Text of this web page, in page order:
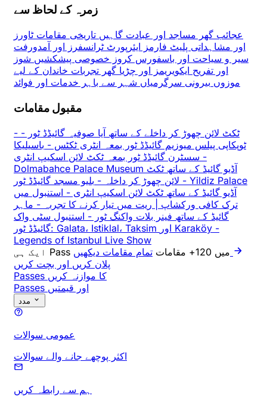
زمرہ کے لحاظ سے
عجائب گھر مساجد اور عبادت گاہیں تاریخی مقاماتٹاورز
اور مشاہداتی پلیٹ فارمز ایئرپورٹ ٹرانسفرز اور آمدورفت
سیر و سیاحت اور باسفورس کروز خصوصی پیشکشیں شوز
اور تفریح ایکویریمز اور چڑیا گھر تجربات خاندان کے لیے
موزوں بیرونی سرگرمیاں شہر سے باہر خدمات اور فوائد
مقبول مقامات
- ٹکٹ لائن چھوڑ کر داخلے کے ساتھ آیا صوفیہ گائیڈڈ ٹور -
ٹوپکاپی پیلس میوزیم گائیڈڈ ٹور بمعہ انٹری ٹکٹس - باسیلیکا
-
Dolmabahce Palace Museum آڈیو گائیڈ کے ساتھ ٹکٹ
لائن چھوڑ کر داخلہ - - Yildiz Palace
آڈیو گائیڈ کے ساتھ ٹکٹ لائن اسکیپ انٹری - استنبول میں
ترک کافی ورکشاپ | ریت میں تیار کرنے کا تجربہ - ماہر
گائیڈ کے ساتھ فینر بلات واکنگ ٹور - استنبول سٹی واک
گائیڈڈ ٹور: Galata، Istiklal، Taksim اور Karaköy -
Legends of Istanbul Live Show
ایک ہی Pass میں 120+ مقامات
تمام مقامات دیکھیں
پلان کریں اور بچت کریں
Passes کا موازنہ کریں
Passes اور قیمتیں
مدد
عمومی سوالات
اکثر پوچھے جانے والے سوالات
ہم سے رابطہ کریں